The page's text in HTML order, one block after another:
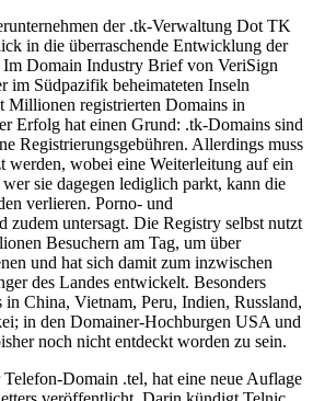
der .tk-Verwaltung Dot TK
in die überraschende Entwicklung der
Im Domain Industry Brief von VeriSign
im Südpazifik beheimateten Inseln
Millionen registrierten Domains in
Erfolg hat einen Grund: .tk-Domains sind
Registrierungsgebühren. Allerdings muss
werden, wobei eine Weiterleitung auf ein
sie dagegen lediglich parkt, kann die
verlieren. Porno- und
zudem untersagt. Die Registry selbst nutzt
Besuchern am Tag, um über
und hat sich damit zum inzwischen
des Landes entwickelt. Besonders
China, Vietnam, Peru, Indien, Russland,
in den Domainer-Hochburgen USA und
noch nicht entdeckt worden zu sein.
Domain .tel, hat eine neue Auflage